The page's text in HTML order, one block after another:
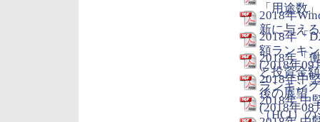
「用途数
2018年
新に与え
2018年「
額ランキ
(2018年09
2018年「
と投資金額
ランキン
2018年中
後の展望
(2018年08
2018年 中
（HCI）の